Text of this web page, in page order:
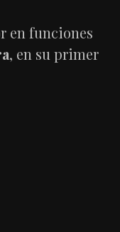
en funciones
, en su primer